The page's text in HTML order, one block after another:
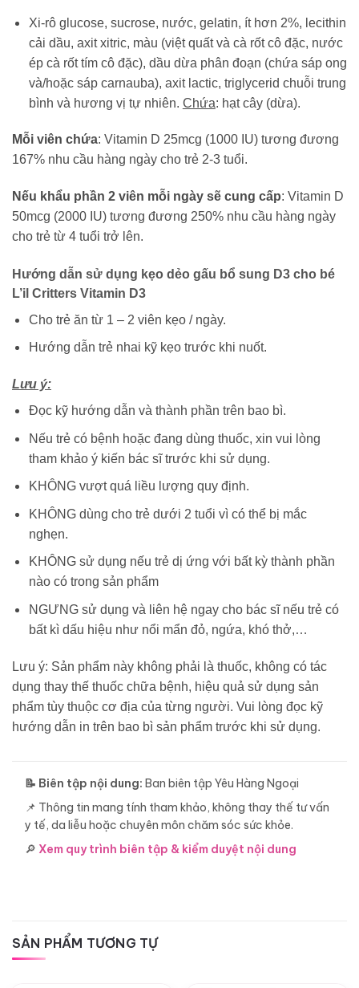
Xi-rô glucose, sucrose, nước, gelatin, ít hơn 2%, lecithin
cải dầu, axit xitric, màu (việt quất và cà rốt cô đặc, nước
ép cà rốt tím cô đặc), dầu dừa phân đoạn (chứa sáp ong
và/hoặc sáp carnauba), axit lactic, triglycerid chuỗi trung
bình và hương vị tự nhiên. Chứa: hạt cây (dừa).
Mỗi viên chứa: Vitamin D 25mcg (1000 IU) tương đương
167% nhu cầu hàng ngày cho trẻ 2-3 tuổi.
Nếu khẩu phần 2 viên mỗi ngày sẽ cung cấp: Vitamin D
50mcg (2000 IU) tương đương 250% nhu cầu hàng ngày
cho trẻ từ 4 tuổi trở lên.
Hướng dẫn sử dụng kẹo dẻo gấu bổ sung D3 cho bé
L’il Critters Vitamin D3
Cho trẻ ăn từ 1 – 2 viên kẹo / ngày.
Hướng dẫn trẻ nhai kỹ kẹo trước khi nuốt.
Lưu ý:
Đọc kỹ hướng dẫn và thành phần trên bao bì.
Nếu trẻ có bệnh hoặc đang dùng thuốc, xin vui lòng
tham khảo ý kiến bác sĩ trước khi sử dụng.
KHÔNG vượt quá liều lượng quy định.
KHÔNG dùng cho trẻ dưới 2 tuổi vì có thể bị mắc
nghẹn.
KHÔNG sử dụng nếu trẻ dị ứng với bất kỳ thành phần
nào có trong sản phẩm
NGƯNG sử dụng và liên hệ ngay cho bác sĩ nếu trẻ có
bất kì dấu hiệu như nổi mẩn đỏ, ngứa, khó thở,…
Lưu ý: Sản phẩm này không phải là thuốc, không có tác
dụng thay thế thuốc chữa bệnh, hiệu quả sử dụng sản
phẩm tùy thuộc cơ địa của từng người. Vui lòng đọc kỹ
hướng dẫn in trên bao bì sản phẩm trước khi sử dụng.
📝 Biên tập nội dung: Ban biên tập Yêu Hàng Ngoại
📌 Thông tin mang tính tham khảo, không thay thế tư vấn
y tế, da liễu hoặc chuyên môn chăm sóc sức khỏe.
🔎 Xem quy trình biên tập & kiểm duyệt nội dung
SẢN PHẨM TƯƠNG TỰ